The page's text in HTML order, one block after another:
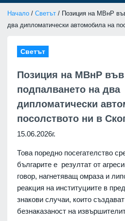
Начало / Светът / Позиция на МВнР
два дипломатически автомобила на
Светът
Позиция на МВнР във
подпалването на два
дипломатически
посолството ни в
15.06.2026г.
Това поредно посегателство
българите е резултат от
говор, нагнетяващ омраза и
реакция на институциите в
знакови случаи, които
безнаказаност на